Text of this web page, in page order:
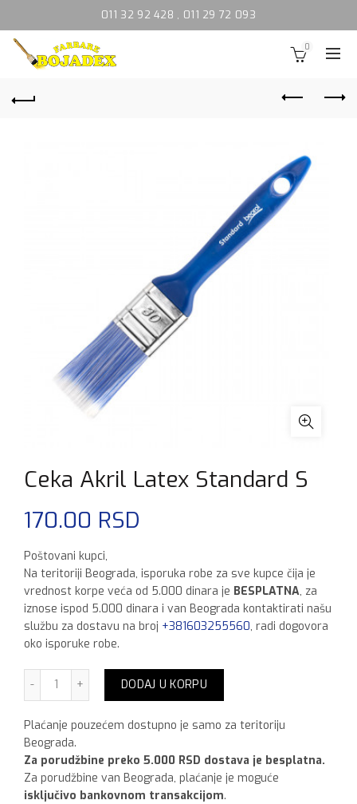
011 32 92 428 , 011 29 72 093
0
Ceka Akril Latex Standard S
170.00 RSD
Poštovani kupci,
Na teritoriji Beograda, isporuka robe za sve kupce čija je
vrednost korpe veća od 5.000 dinara je BESPLATNA, za
iznose ispod 5.000 dinara i van Beograda kontaktirati našu
službu za dostavu na broj +381603255560, radi dogovora
oko isporuke robe.
Ceka Akril Latex Standard S količina
DODAJ U KORPU
Plaćanje pouzećem dostupno je samo za teritoriju
Beograda.
Za porudžbine preko 5.000 RSD dostava je besplatna.
Za porudžbine van Beograda, plaćanje je moguće
isključivo bankovnom transakcijom.